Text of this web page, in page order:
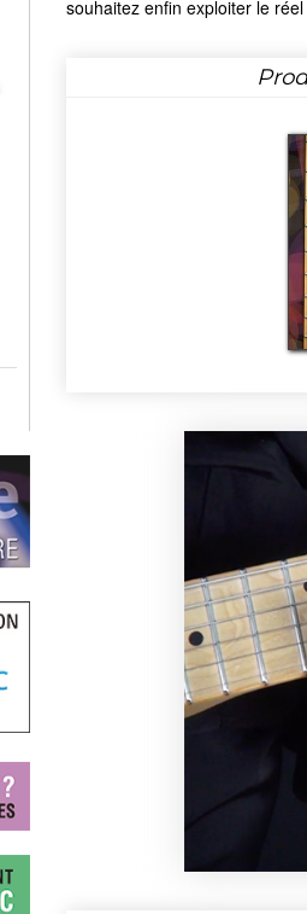
souhaitez enfin exploiter le